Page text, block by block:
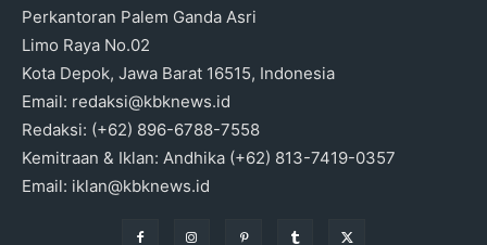
Perkantoran Palem Ganda Asri
Limo Raya No.02
Kota Depok, Jawa Barat 16515, Indonesia
Email: redaksi@kbknews.id
Redaksi: (+62) 896-6788-7558
Kemitraan & Iklan: Andhika (+62) 813-7419-0357
Email: iklan@kbknews.id